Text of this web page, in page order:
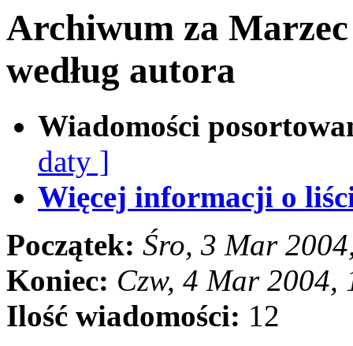
Archiwum za
według autora
Wiadomości
daty ]
Więcej informacji o
Początek: Śro, 3 Mar
Koniec: Czw, 4 Mar 2004,
Ilość wiadomości: 12